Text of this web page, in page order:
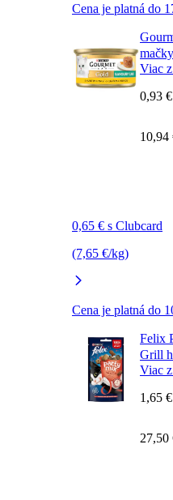
Cena je platná do
Viac
0,65 € s Clubcard
(7,65 €/kg)
Cena je platná do
0,93 €
10,94
Felix
Grill
Viac
1,65 €
27,50